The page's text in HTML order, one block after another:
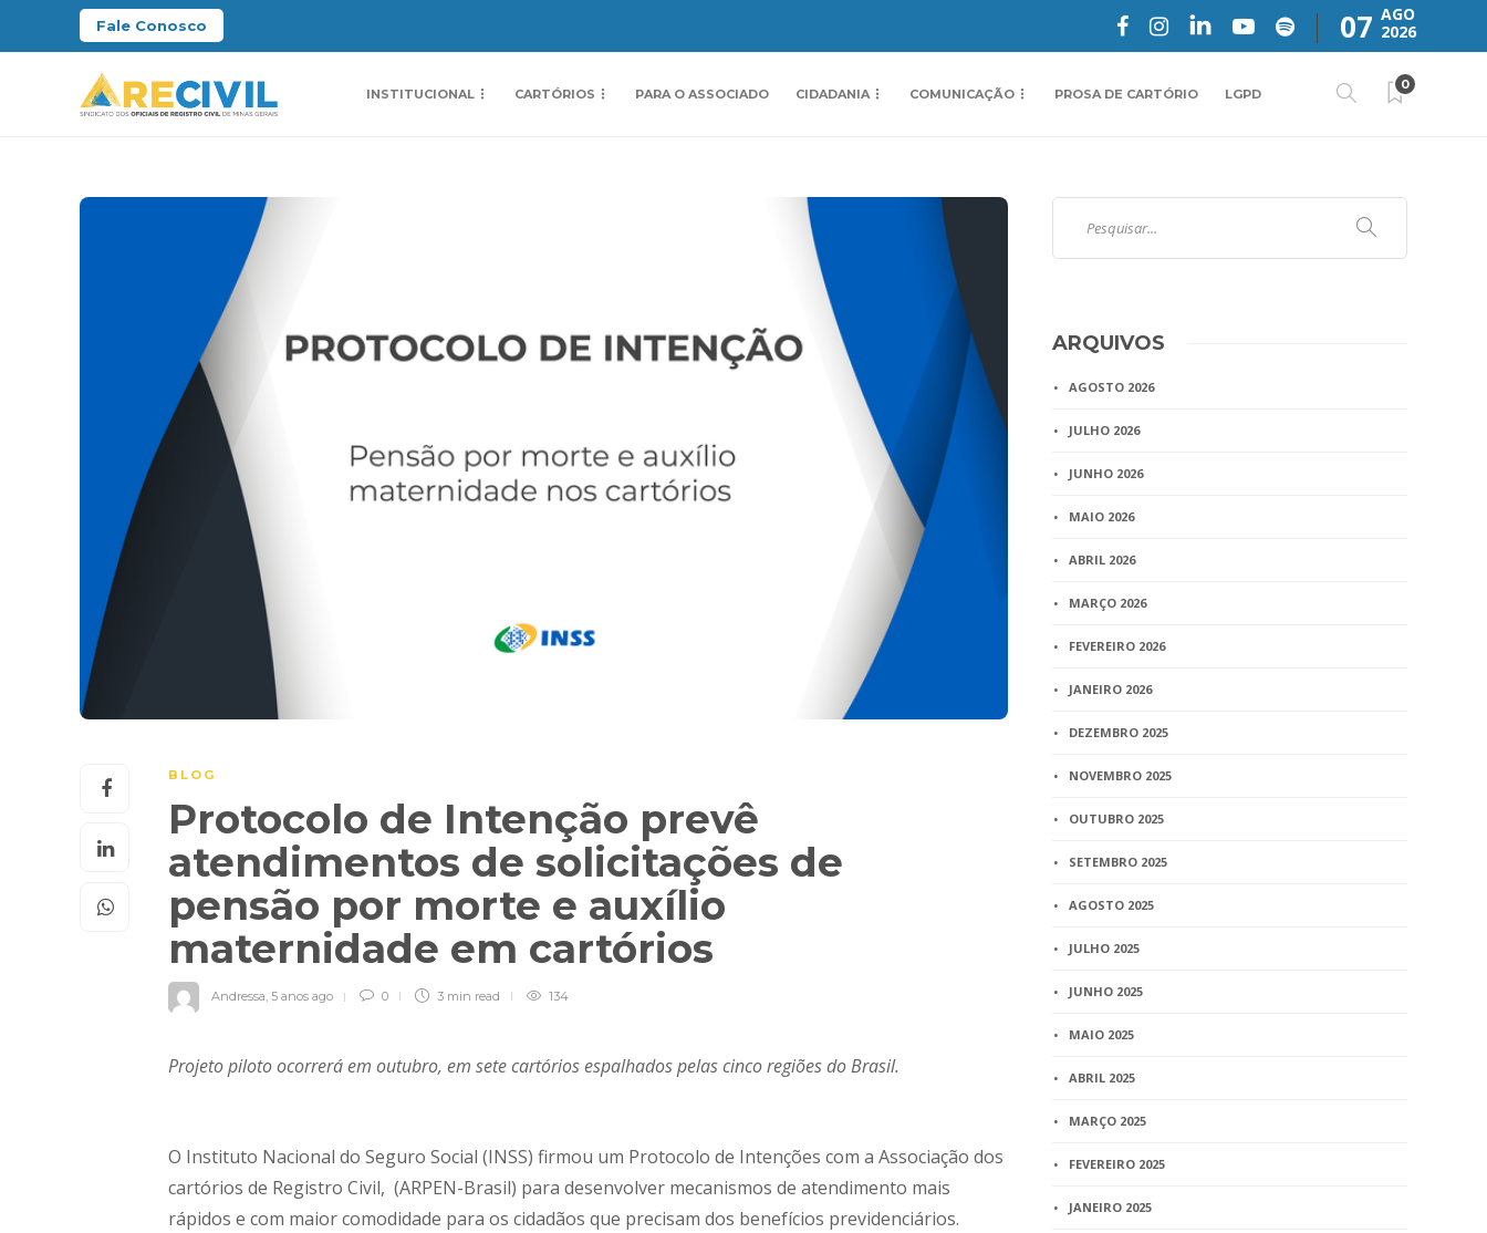
Fale Conosco 07 AGO
2026
INSTITUCIONAL CARTÓRIOS PARA O ASSOCIADO CIDADANIA COMUNICAÇÃO PROSA DE CARTÓRIO LGPD
0
BLOG
Protocolo de Intenção prevê
atendimentos de solicitações de
pensão por morte e auxílio
maternidade em cartórios
Andressa, 5 anos ago 0 3 min read 134
Projeto piloto ocorrerá em outubro, em sete cartórios espalhados pelas cinco regiões do Brasil.
O Instituto Nacional do Seguro Social (INSS) firmou um Protocolo de Intenções com a Associação dos
cartórios de Registro Civil, (ARPEN-Brasil) para desenvolver mecanismos de atendimento mais
rápidos e com maior comodidade para os cidadãos que precisam dos benefícios previdenciários.
ARQUIVOS
AGOSTO 2026
JULHO 2026
JUNHO 2026
MAIO 2026
ABRIL 2026
MARÇO 2026
FEVEREIRO 2026
JANEIRO 2026
DEZEMBRO 2025
NOVEMBRO 2025
OUTUBRO 2025
SETEMBRO 2025
AGOSTO 2025
JULHO 2025
JUNHO 2025
MAIO 2025
ABRIL 2025
MARÇO 2025
FEVEREIRO 2025
JANEIRO 2025